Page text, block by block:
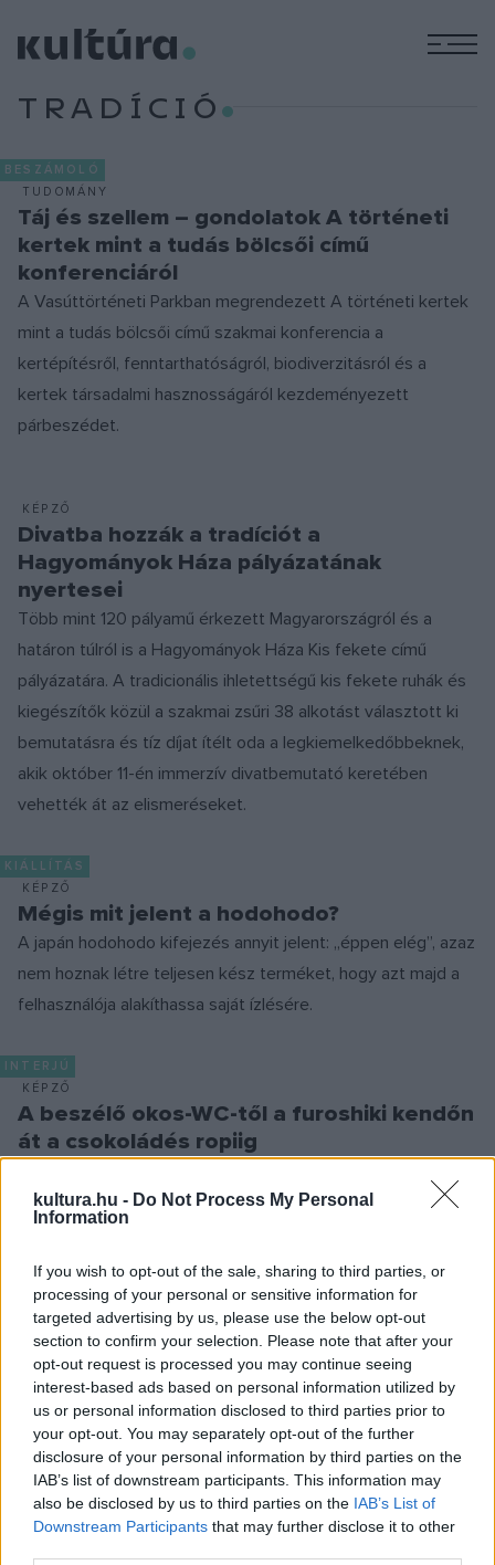
kultura.hu - Do Not Process My Personal
Information
If you wish to opt-out of the sale, sharing to third parties, or
processing of your personal or sensitive information for
targeted advertising by us, please use the below opt-out
section to confirm your selection. Please note that after your
opt-out request is processed you may continue seeing
interest-based ads based on personal information utilized by
us or personal information disclosed to third parties prior to
your opt-out. You may separately opt-out of the further
disclosure of your personal information by third parties on the
IAB’s list of downstream participants. This information may
also be disclosed by us to third parties on the IAB’s List of
Downstream Participants that may further disclose it to other
TRADÍCIÓ
BESZÁMOLÓ
TUDOMÁNY
Táj és szellem – gondolatok A történeti
kertek mint a tudás bölcsői című
konferenciáról
A Vasúttörténeti Parkban megrendezett A történeti kertek
mint a tudás bölcsői című szakmai konferencia a
kertépítésről, fenntarthatóságról, biodiverzitásról és a
kertek társadalmi hasznosságáról kezdeményezett
párbeszédet.
KÉPZŐ
Divatba hozzák a tradíciót a
Hagyományok Háza pályázatának
nyertesei
Több mint 120 pályamű érkezett Magyarországról és a
határon túlról is a Hagyományok Háza Kis fekete című
pályázatára. A tradicionális ihletettségű kis fekete ruhák és
kiegészítők közül a szakmai zsűri 38 alkotást választott ki
bemutatásra és tíz díjat ítélt oda a legkiemelkedőbbeknek,
akik október 11-én immerzív divatbemutató keretében
vehették át az elismeréseket.
KIÁLLÍTÁS
KÉPZŐ
Mégis mit jelent a hodohodo?
A japán hodohodo kifejezés annyit jelent: „éppen elég”, azaz
nem hoznak létre teljesen kész terméket, hogy azt majd a
felhasználója alakíthassa saját ízlésére.
INTERJÚ
KÉPZŐ
A beszélő okos-WC-től a furoshiki kendőn
át a csokoládés ropiig
és Vendéglátóipari Múzeumban, mely a hétköznapi
merítést.
PROGRAM
A nőiség jelképei és szimbólumai a tánc
nyelvén elbeszélve
A női princípiumot állítja a figyelem központjába a Magyar
Állami Népi Együttes Hajnali Hold című előadása március 8-
án a Hagyományok Házában. A darab a Kárpát-medence
néphagyományait dolgozza fel, a hagyományos táncok
szimbólumrendszerének, valamint az egyes